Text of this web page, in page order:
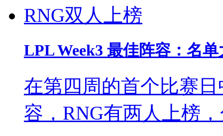
LPL Week3 最佳阵容：名
在第四周的首个比赛
容，RNG有两人上榜